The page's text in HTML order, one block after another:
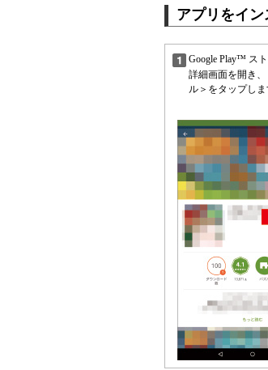
アプリをイン
Google Play™ ス
詳細画面を開き
ル＞をタップしま